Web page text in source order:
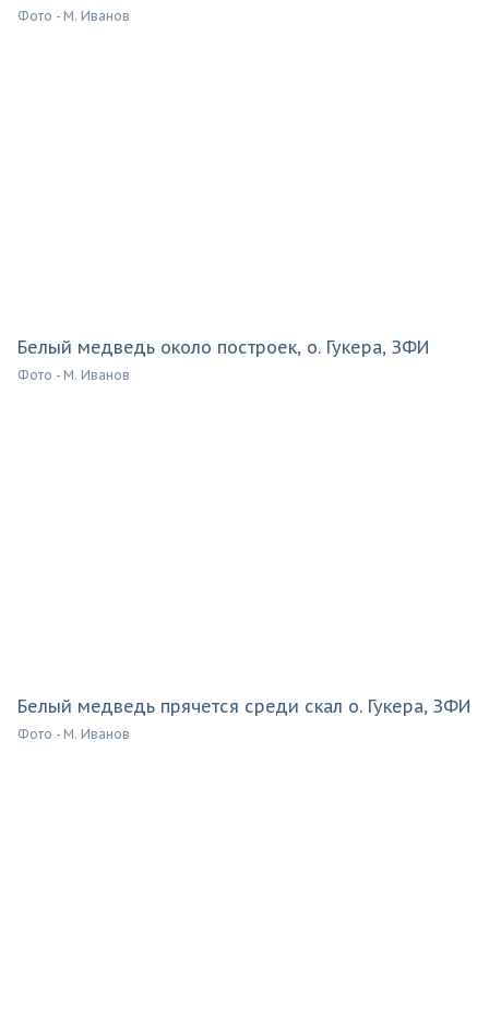
Фото - М. Иванов
Белый медведь около построек, о. Гукера, ЗФИ
Фото - М. Иванов
Белый медведь прячется среди скал о. Гукера, ЗФИ
Фото - М. Иванов